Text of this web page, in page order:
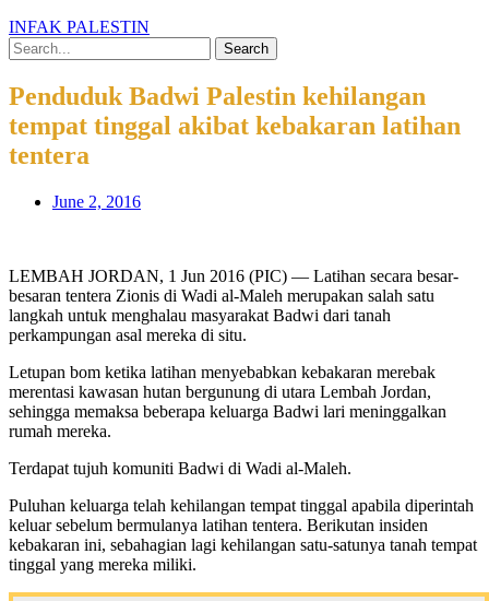
INFAK PALESTIN
Search
Penduduk Badwi Palestin kehilangan
tempat tinggal akibat kebakaran latihan
tentera
June 2, 2016
LEMBAH JORDAN, 1 Jun 2016 (PIC) — Latihan secara besar-
besaran tentera Zionis di Wadi al-Maleh merupakan salah satu
langkah untuk menghalau masyarakat Badwi dari tanah
perkampungan asal mereka di situ.
Letupan bom ketika latihan menyebabkan kebakaran merebak
merentasi kawasan hutan bergunung di utara Lembah Jordan,
sehingga memaksa beberapa keluarga Badwi lari meninggalkan
rumah mereka.
Terdapat tujuh komuniti Badwi di Wadi al-Maleh.
Puluhan keluarga telah kehilangan tempat tinggal apabila diperintah
keluar sebelum bermulanya latihan tentera. Berikutan insiden
kebakaran ini, sebahagian lagi kehilangan satu-satunya tanah tempat
tinggal yang mereka miliki.